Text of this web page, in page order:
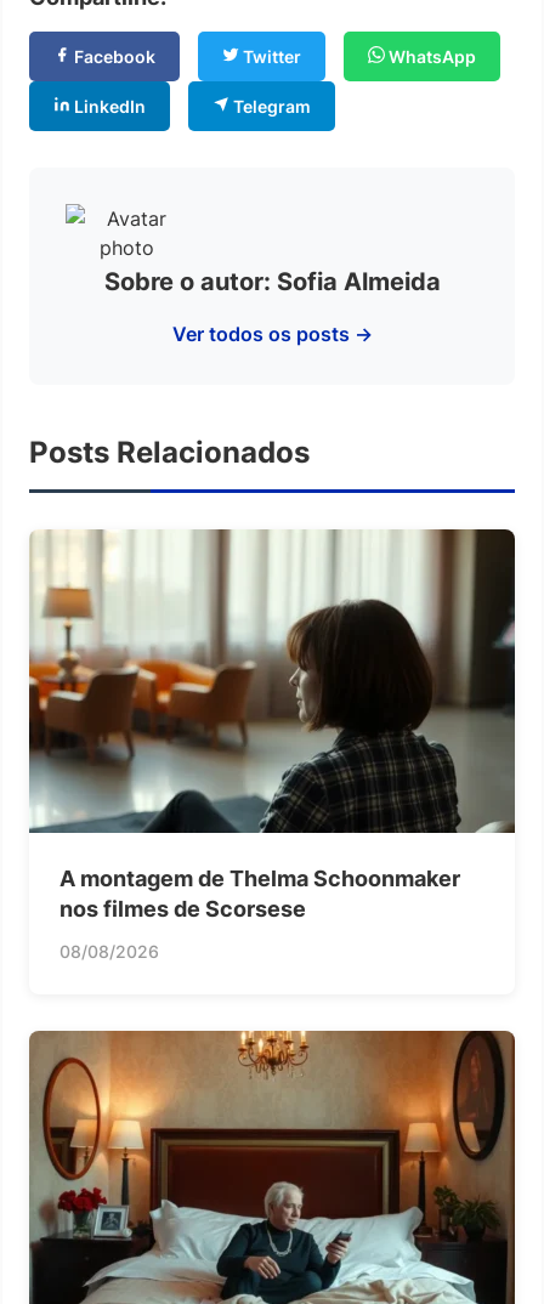
Facebook Twitter WhatsApp
LinkedIn Telegram
Sobre o autor: Sofia Almeida
Ver todos os posts →
Posts Relacionados
A montagem de Thelma Schoonmaker
nos filmes de Scorsese
08/08/2026